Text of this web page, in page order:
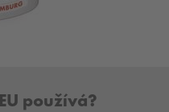
používá?